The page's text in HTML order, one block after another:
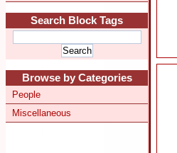
Search Block Tags
Browse by Categories
People
Miscellaneous